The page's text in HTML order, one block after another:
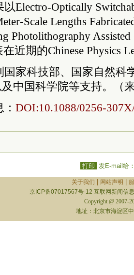
Electro-Optically
Scale Lengths
Photolithography Assisted
近期的Chinese Physics
国家科技部、国家自然科
中国科学院等支持。（
DOI:10.1088/0256-
打印 发E-mail给
关于我们 网站声明
京ICP备07017567号-12 互联网新闻信
Copyright @ 2007-
地址：北京市海淀区